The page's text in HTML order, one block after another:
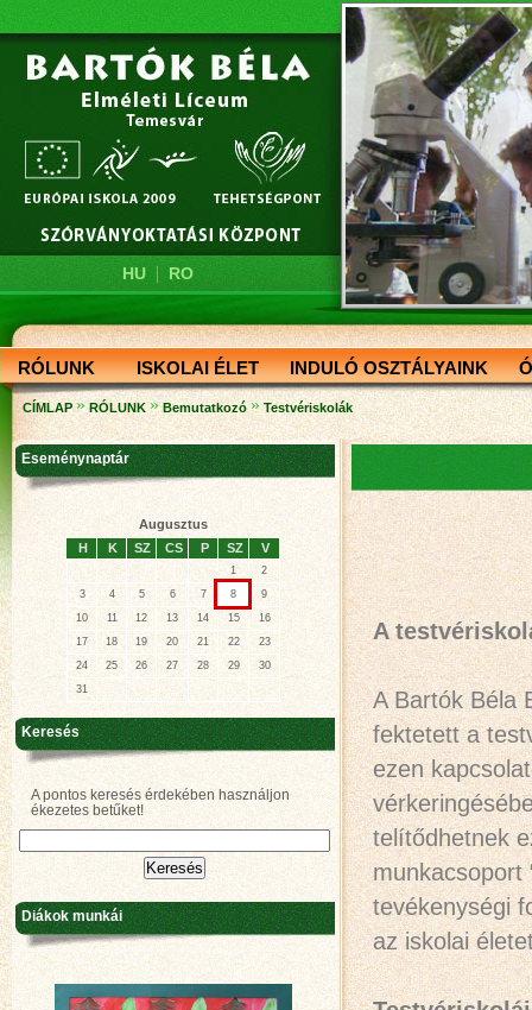
HU| RO
RÓLUNK ISKOLAI ÉLET INDULÓ OSZTÁLYAINK
CÍMLAP » RÓLUNK » Bemutatkozó » Testvériskolák
A
A Bartók Béla
fektetett a
ezen
telítődhetnek
munkacsoport
tevékenységi
az iskolai
Eseménynaptár
Augusztus
H
K SZ CS P SZ V
1
2
3
4 5 6 7 8
9
10
11 12 13 14 15
16
17
18 19 20 21 22
23
24
25 26 27 28 29
30
31
Keresés
A pontos keresés érdekében használjon
ékezetes betűket!
Diákok munkái